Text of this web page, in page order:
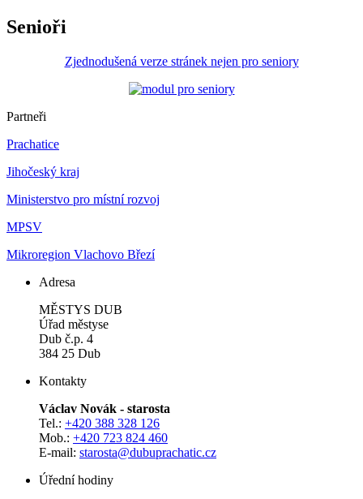
Senioři
Zjednodušená verze stránek nejen pro seniory
Partneři
Prachatice
Jihočeský kraj
Ministerstvo pro místní rozvoj
MPSV
Mikroregion Vlachovo Březí
Adresa
MĚSTYS DUB
Úřad městyse
Dub č.p. 4
384 25 Dub
Kontakty
Václav Novák - starosta
Tel.: +420 388 328 126
Mob.: +420 723 824 460
E-mail: starosta@dubuprachatic.cz
Úřední hodiny